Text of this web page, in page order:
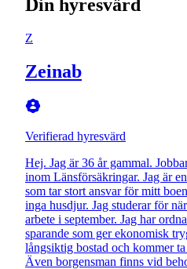
Din hyresvärd
Z
Zeinab
Verifierad hyresvärd
Hej. Jag är 36 år gammal.
inom Länsförsäkringar. Jag är
som tar stort ansvar för mitt
inga husdjur. Jag studerar för
arbete i september. Jag har
sparande som ger ekonomisk
långsiktig bostad och kommer
Även borgensman finns vid